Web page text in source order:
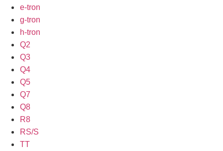
e-tron
g-tron
h-tron
Q2
Q3
Q4
Q5
Q7
Q8
R8
RS/S
TT